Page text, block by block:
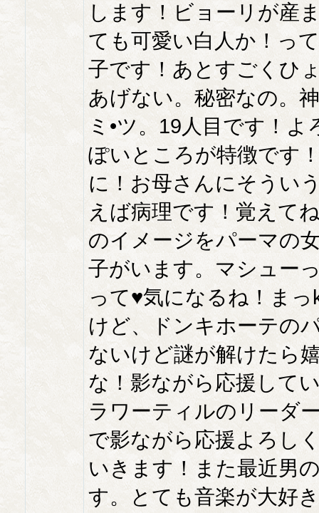
します！ビョーリが産
ても可愛い白人か！っ
子です！あとすごくひ
あげない。秘密なの。
ミ•ツ。19人目です！
ぽいところが特徴です
に！お母さんにそうい
えば病理です！覚えて
のイメージをパーマの
子がいます。マシュー
って♥️気になるね！ま
けど、ドンキホーテの
ないけど謎が解けたら
な！影ながら応援して
ラワーティルのリーダ
で影ながら応援よろし
いきます！また最近男
す。とても音楽が大好